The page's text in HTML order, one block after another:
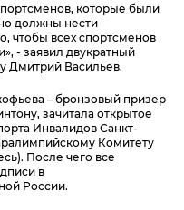
которые были
должны нести
чтобы всех спортсменов
- заявил двукратный
Дмитрий Васильев.
– бронзовый призер
зачитала открытое
Инвалидов Санкт-
Комитету
). После чего все
в
России.